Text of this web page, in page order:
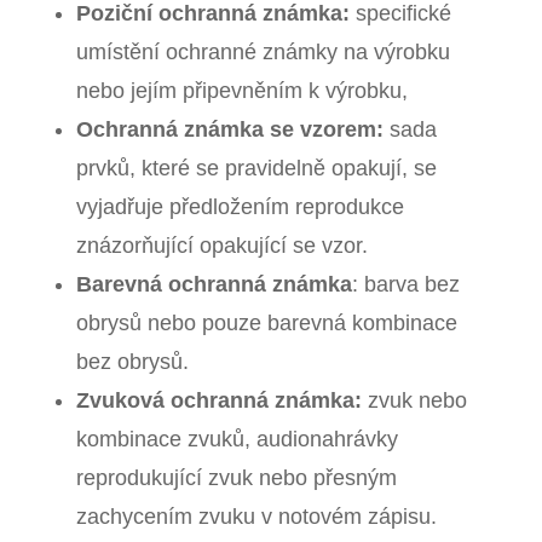
Poziční ochranná známka: specifické
umístění ochranné známky na výrobku
nebo jejím připevněním k výrobku,
Ochranná známka se vzorem: sada
prvků, které se pravidelně opakují, se
vyjadřuje předložením reprodukce
znázorňující opakující se vzor.
Barevná ochranná známka: barva bez
obrysů nebo pouze barevná kombinace
bez obrysů.
Zvuková ochranná známka: zvuk nebo
kombinace zvuků, audionahrávky
reprodukující zvuk nebo přesným
zachycením zvuku v notovém zápisu.